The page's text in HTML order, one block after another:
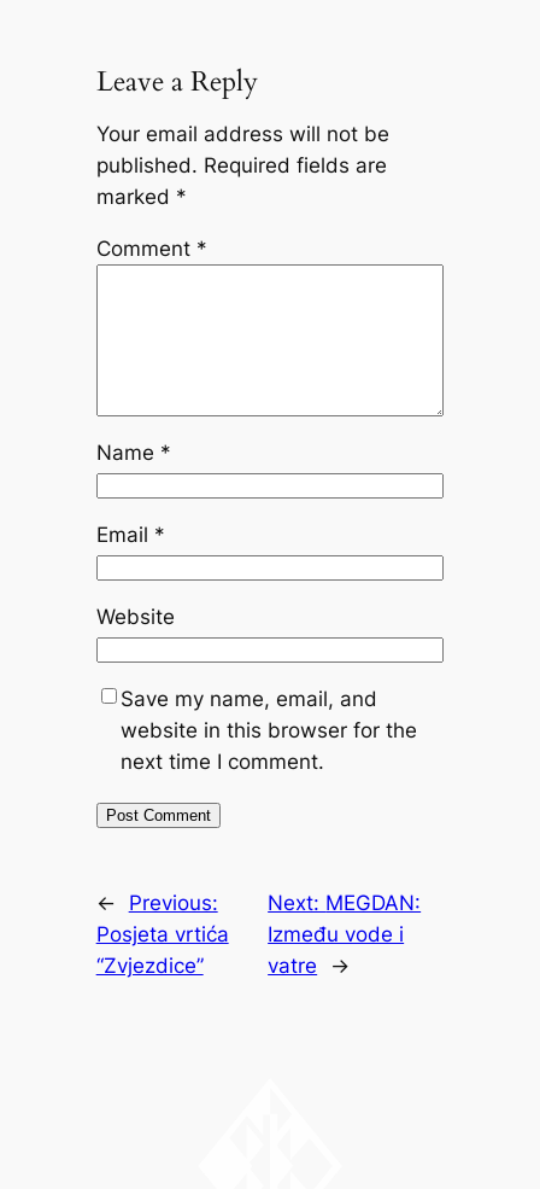
Leave a Reply
Your email address will not be
published. Required fields are
marked *
Comment *
Name *
Email *
Website
Save my name, email, and
website in this browser for the
next time I comment.
←
Previous:
Posjeta vrtića
“Zvjezdice”
Next: MEGDAN:
Između vode i
vatre
→